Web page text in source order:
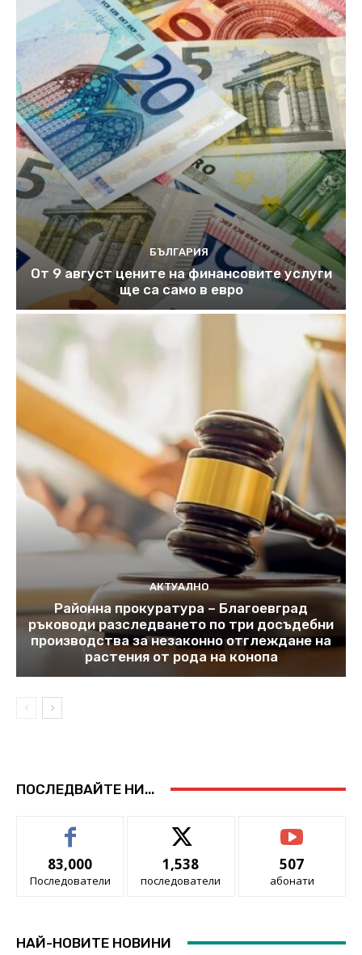
БЪЛГАРИЯ
От 9 август цените на финансовите услуги
ще са само в евро
АКТУАЛНО
Районна прокуратура – Благоевград
ръководи разследването по три досъдебни
производства за незаконно отглеждане на
растения от рода на конопа
ПОСЛЕДВАЙТЕ НИ...
83,000
Последователи
1,538
последователи
507
абонати
НАЙ-НОВИТЕ НОВИНИ